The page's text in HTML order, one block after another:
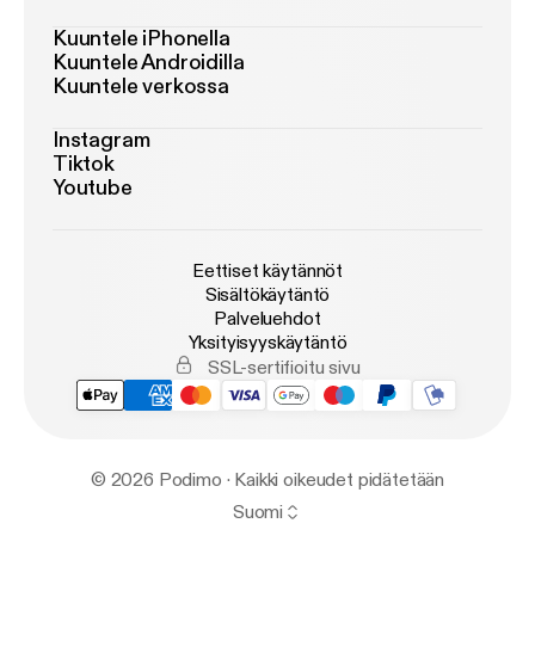
Kuuntele iPhonella
Kuuntele Androidilla
Kuuntele verkossa
Instagram
Tiktok
Youtube
Eettiset käytännöt
Sisältökäytäntö
Palveluehdot
Yksityisyyskäytäntö
SSL-sertifioitu sivu
© 2026 Podimo · Kaikki oikeudet pidätetään
Suomi